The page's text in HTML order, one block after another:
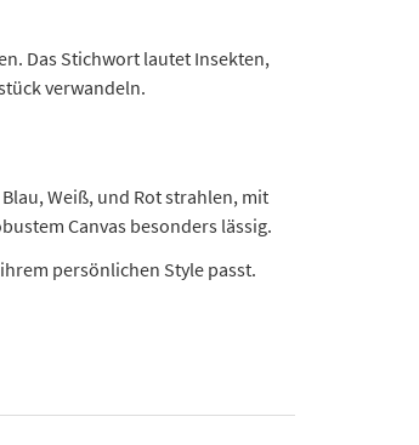
Das Stichwort lautet Insekten,
verwandeln.
Weiß, und Rot strahlen, mit
Canvas besonders lässig.
persönlichen Style passt.